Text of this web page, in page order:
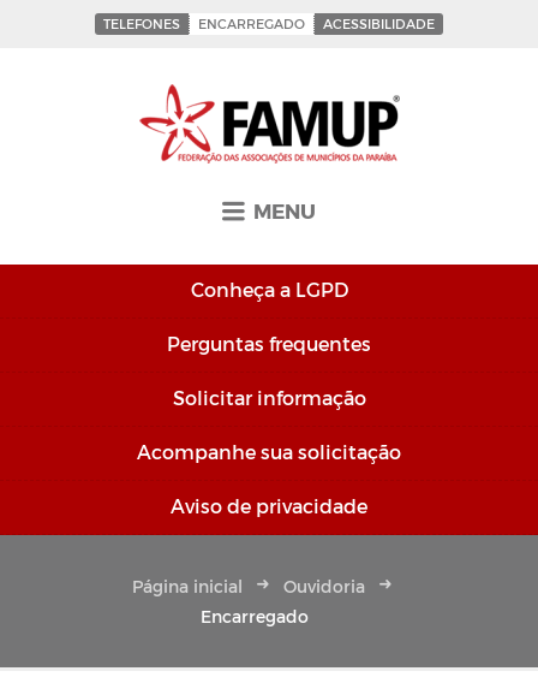
TELEFONES ENCARREGADO ACESSIBILIDADE
MENU
Conheça a LGPD
Perguntas frequentes
Solicitar informação
Acompanhe sua solicitação
Aviso de privacidade
Página inicial
Ouvidoria
Encarregado